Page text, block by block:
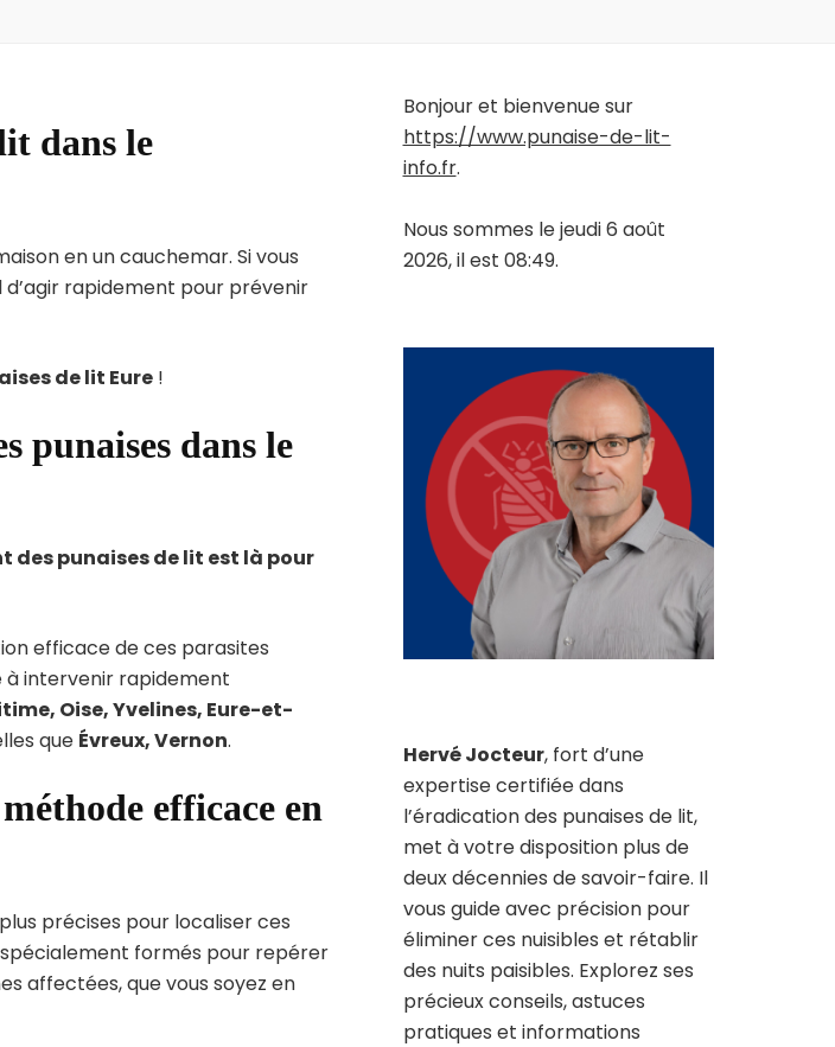
dans le
en un cauchemar. Si vous
d’agir rapidement pour prévenir
de lit Eure !
punaises dans le
des punaises de lit est là pour
efficace de ces parasites
à intervenir rapidement
Oise, Yvelines, Eure-et-
que Évreux, Vernon.
efficace en
précises pour localiser ces
formés pour repérer
affectées, que vous soyez en
Bonjour et bienvenue sur
https://www.punaise-de-lit-
info.fr.
Nous sommes le jeudi 6 août
2026, il est 08:49.
Hervé Jocteur, fort d’une
expertise certifiée dans
l’éradication des punaises de lit,
met à votre disposition plus de
deux décennies de savoir-faire. Il
vous guide avec précision pour
éliminer ces nuisibles et rétablir
des nuits paisibles. Explorez ses
précieux conseils, astuces
pratiques et informations